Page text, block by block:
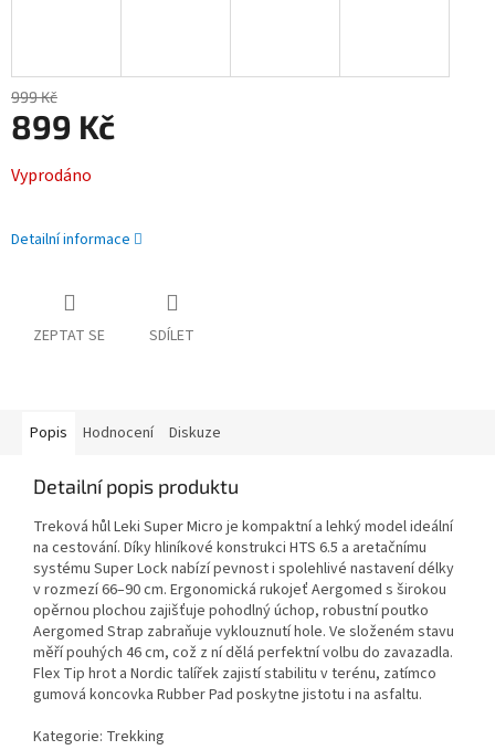
999 Kč
899 Kč
cena:
Vyprodáno
Detailní informace
ZEPTAT SE SDÍLET
Popis Hodnocení Diskuze
Detailní popis produktu
Treková hůl Leki Super Micro je kompaktní a lehký model ideální
na cestování. Díky hliníkové konstrukci HTS 6.5 a aretačnímu
systému Super Lock nabízí pevnost i spolehlivé nastavení délky
v rozmezí 66–90 cm. Ergonomická rukojeť Aergomed s širokou
opěrnou plochou zajišťuje pohodlný úchop, robustní poutko
Aergomed Strap zabraňuje vyklouznutí hole. Ve složeném stavu
měří pouhých 46 cm, což z ní dělá perfektní volbu do zavazadla.
Flex Tip hrot a Nordic talířek zajistí stabilitu v terénu, zatímco
gumová koncovka Rubber Pad poskytne jistotu i na asfaltu.
Kategorie: Trekking